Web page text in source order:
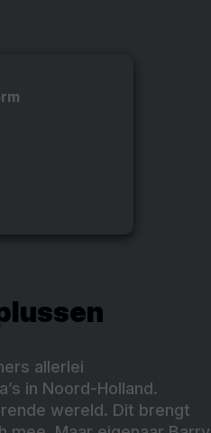
allerlei
in Noord-Holland.
wereld. Dit brengt